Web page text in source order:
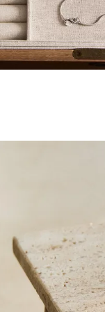
تم تغيير الصورة إلى 1 من 6